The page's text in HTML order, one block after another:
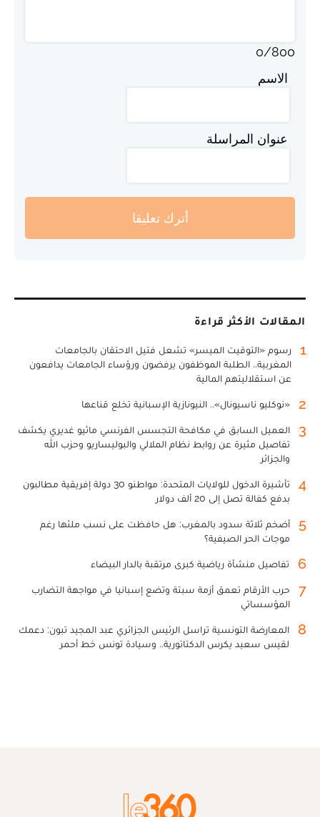
0/800
الاسم
عنوان المراسلة
أترك تعليقا
المقالات الأكثر قراءة
1
رسوم «التوقيت الميسر» تشعل فتيل الاحتقان بالجامعات
المغربية.. الطلبة الموظفون يرفضون ورؤساء الجامعات يدافعون
عن استقلاليتهم المالية
2 «نوكليو ناسيونال».. النيونازية الإسبانية تخلع قناعها
3
العميل السابق في مكافحة التجسس الفرنسي ماثيو غديري يكشف
تفاصيل مثيرة عن روابط نظام الملالي والبوليساريو وحزب الله
والجزائر
4
تأشيرة الدخول للولايات المتحدة: مواطنو 30 دولة إفريقية مطالبون
بدفع كفالة تصل إلى 20 ألف دولار
5
أضخم ثلاثة سدود بالمغرب: هل حافظت على نسب ملئها رغم
موجات الحر الصيفية؟
6 تفاصيل منشأة رياضية كبرى مرتقبة بالدار البيضاء
7
حرب الأرقام تعمق أزمة سبتة وتضع إسبانيا في مواجهة التضارب
المؤسساتي
8
المعارضة التونسية تراسل الرئيس الجزائري عبد المجيد تبون: دعمك
لقيس سعيد يكرس الدكتاتورية.. وسيادة تونس خط أحمر